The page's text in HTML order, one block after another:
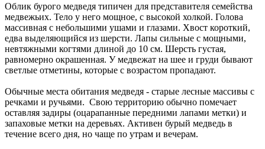
Облик бурого медведя типичен для представителя семейства
медвежьих. Тело у него мощное, с высокой холкой. Голова
массивная с небольшими ушами и глазами. Хвост короткий,
едва выделяющийся из шерсти. Лапы сильные с мощными,
невтяжными когтями длиной до 10 см. Шерсть густая,
равномерно окрашенная. У медвежат на шее и груди бывают
светлые отметины, которые с возрастом пропадают.
Обычные места обитания медведя - старые лесные массивы с
речками и ручьями. Свою территорию обычно помечает
оставляя задиры (оцарапанные передними лапами метки) и
запаховые метки на деревьях. Активен бурый медведь в
течение всего дня, но чаще по утрам и вечерам.